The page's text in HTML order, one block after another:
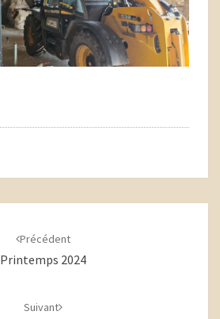
Précédent
Printemps 2024
Suivant